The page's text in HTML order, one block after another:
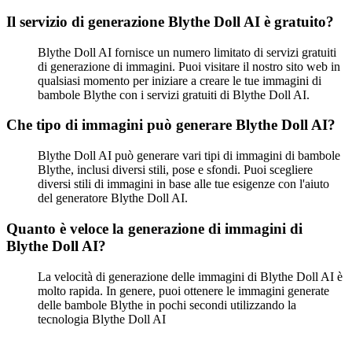
Il servizio di generazione Blythe Doll AI è gratuito?
Blythe Doll AI fornisce un numero limitato di servizi gratuiti
di generazione di immagini. Puoi visitare il nostro sito web in
qualsiasi momento per iniziare a creare le tue immagini di
bambole Blythe con i servizi gratuiti di Blythe Doll AI.
Che tipo di immagini può generare Blythe Doll AI?
Blythe Doll AI può generare vari tipi di immagini di bambole
Blythe, inclusi diversi stili, pose e sfondi. Puoi scegliere
diversi stili di immagini in base alle tue esigenze con l'aiuto
del generatore Blythe Doll AI.
Quanto è veloce la generazione di immagini di
Blythe Doll AI?
La velocità di generazione delle immagini di Blythe Doll AI è
molto rapida. In genere, puoi ottenere le immagini generate
delle bambole Blythe in pochi secondi utilizzando la
tecnologia Blythe Doll AI